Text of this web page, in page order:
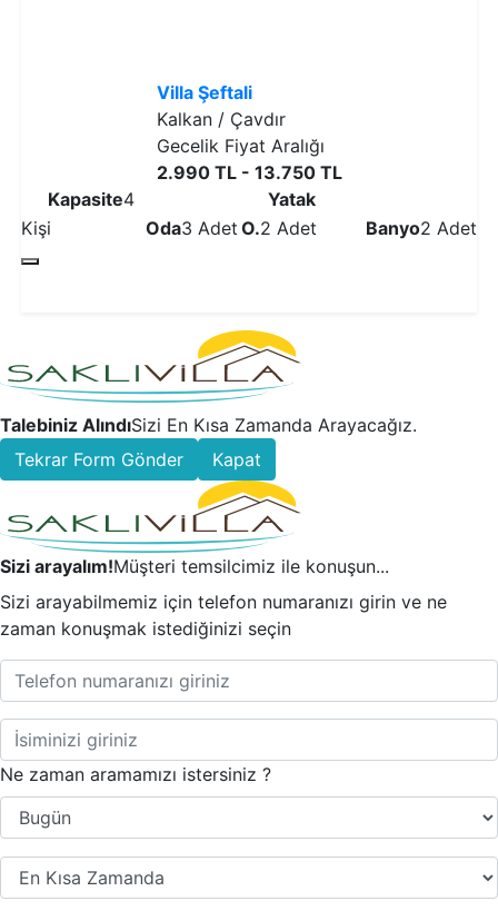
Villa Şeftali
Kalkan / Çavdır
Gecelik Fiyat Aralığı
2.990 TL - 13.750 TL
Kapasite4
Kişi
Oda3 Adet
Yatak
O.2 Adet Banyo2 Adet
Talebiniz AlındıSizi En Kısa Zamanda Arayacağız.
Tekrar Form Gönder
Kapat
Sizi arayalım!Müşteri temsilcimiz ile konuşun...
Sizi arayabilmemiz için telefon numaranızı girin ve ne
zaman konuşmak istediğinizi seçin
Ne zaman aramamızı istersiniz ?